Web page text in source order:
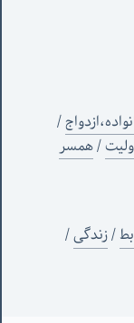
/
/همسر
/زندگی/